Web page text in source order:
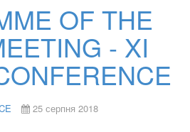
OF THE
- XI
25 серпня 2018